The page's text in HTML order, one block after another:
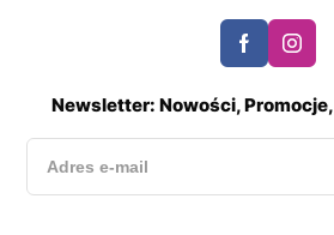
Newsletter: Nowości, Promocje,